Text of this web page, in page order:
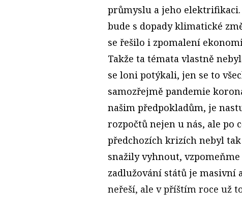
průmyslu a jeho
bude s dopady klimatické
se řešilo i zpomalení
Takže ta témata vlastně
se loni potýkali, jen se to
samozřejmě pandemie
našim předpokladům, je
rozpočtů nejen u nás, ale po
předchozích krizích nebyl
snažily vyhnout,
zadlužování států je masivní
neřeší, ale v příštím roce už